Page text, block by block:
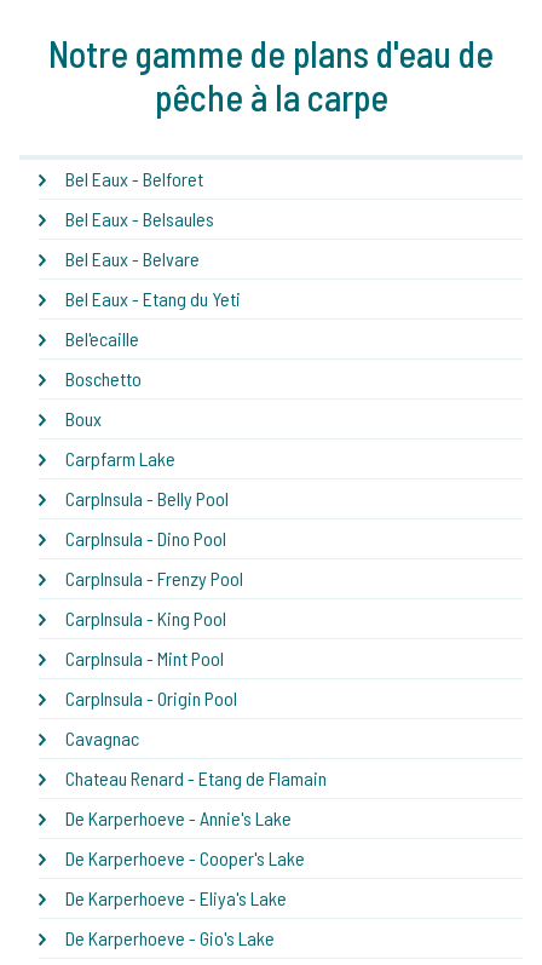
Notre gamme de plans d'eau de
pêche à la carpe
Bel Eaux - Belforet
Bel Eaux - Belsaules
Bel Eaux - Belvare
Bel Eaux - Etang du Yeti
Bel'ecaille
Boschetto
Boux
Carpfarm Lake
CarpInsula - Belly Pool
CarpInsula - Dino Pool
CarpInsula - Frenzy Pool
CarpInsula - King Pool
CarpInsula - Mint Pool
CarpInsula - Origin Pool
Cavagnac
Chateau Renard - Etang de Flamain
De Karperhoeve - Annie's Lake
De Karperhoeve - Cooper's Lake
De Karperhoeve - Eliya's Lake
De Karperhoeve - Gio's Lake